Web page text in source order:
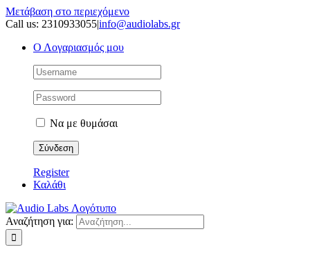
Μετάβαση στο περιεχόμενο
Call us: 2310933055|info@audiolabs.gr
Ο Λογαριασμός μου
Να με θυμάσαι
Register
Καλάθι
Αναζήτηση για: